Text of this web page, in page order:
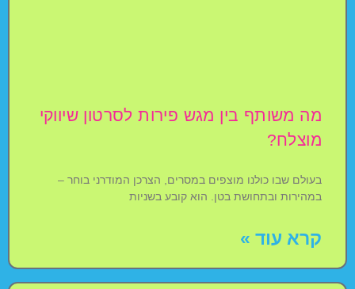
מה משותף בין מגש פירות לסרטון שיווקי
מוצלח?
בעולם שבו כולנו מוצפים במסרים, הצרכן המודרני בוחר –
במהירות ובתחושת בטן. הוא קובע בשניות
קרא עוד »